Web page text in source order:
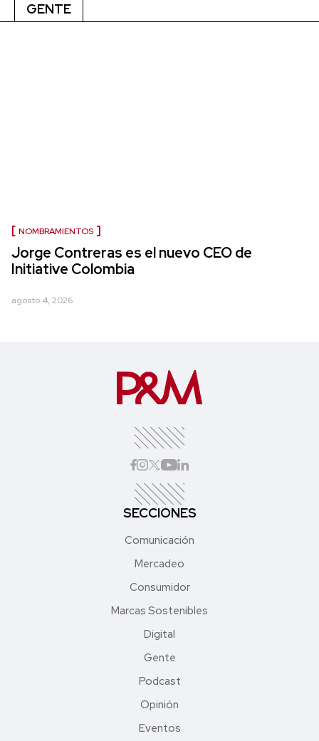
GENTE
NOMBRAMIENTOS
Jorge Contreras es el nuevo CEO de
Initiative Colombia
agosto 4, 2026
SECCIONES
Comunicación
Mercadeo
Consumidor
Marcas Sostenibles
Digital
Gente
Podcast
Opinión
Eventos